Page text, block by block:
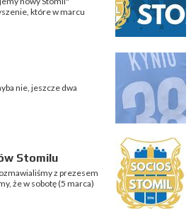
które w marcu
nie, jeszcze dwa
Stomilu
z prezesem
że w sobotę (5 marca)